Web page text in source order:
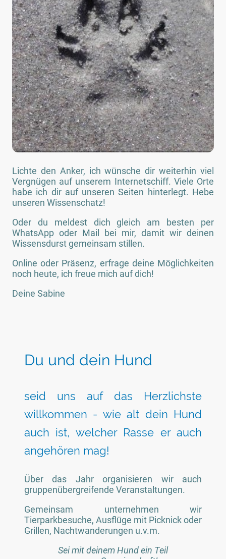
Lichte den Anker, ich wünsche dir weiterhin viel
Vergnügen auf unserem Internetschiff. Viele Orte
habe ich dir auf unseren Seiten hinterlegt. Hebe
unseren Wissenschatz!
Oder du meldest dich gleich am besten per
WhatsApp oder Mail bei mir, damit wir deinen
Wissensdurst gemeinsam stillen.
Online oder Präsenz, erfrage deine Möglichkeiten
noch heute, ich freue mich auf dich!
Deine Sabine
Du und dein Hund
seid uns auf das Herzlichste
willkommen - wie alt dein Hund
auch ist, welcher Rasse er auch
angehören mag!
Über das Jahr organisieren wir auch
gruppenübergreifende Veranstaltungen.
Gemeinsam unternehmen wir
Tierparkbesuche, Ausflüge mit Picknick oder
Grillen, Nachtwanderungen u.v.m.
Sei mit deinem Hund ein Teil